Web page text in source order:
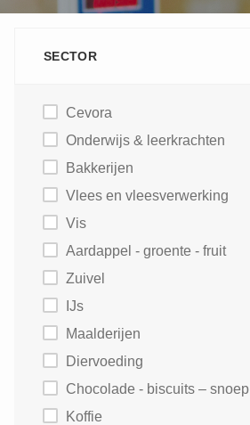
SECTOR
Cevora
Onderwijs & leerkrachten
Bakkerijen
Vlees en vleesverwerking
Vis
Aardappel - groente - fruit
Zuivel
IJs
Maalderijen
Diervoeding
Chocolade - biscuits – snoep
Koffie